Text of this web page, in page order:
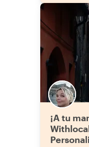
¡A tu